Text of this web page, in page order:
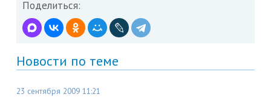
Поделиться:
Новости по теме
23 сентября 2009 11:21